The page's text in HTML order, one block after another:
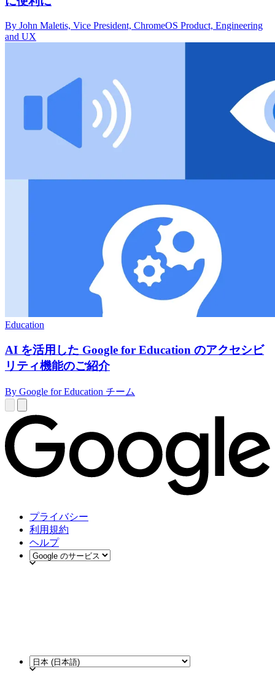
By John Maletis, Vice President, ChromeOS Product, Engineering
and UX
Education
AI を活用した Google for Education のアクセシビ
リティ機能のご紹介
By Google for Education チーム
プライバシー
利用規約
ヘルプ